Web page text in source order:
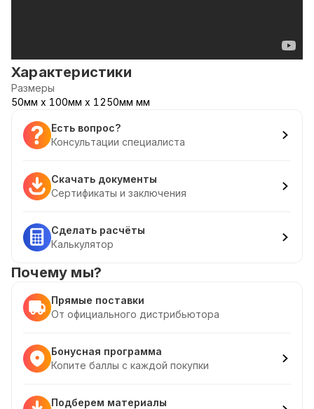
Характеристики
Размеры
50мм х 100мм х 1250мм мм
Есть вопрос?
Консультации специалиста
Скачать документы
Сертификаты и заключения
Сделать расчёты
Калькулятор
Почему мы?
Прямые поставки
От официального дистрибьютора
Бонусная программа
Копите баллы с каждой покупки
Подберем материалы